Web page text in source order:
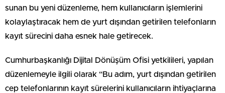
sunan bu yeni düzenleme, hem kullanıcıların işlemlerini
kolaylaştıracak hem de yurt dışından getirilen telefonların
kayıt sürecini daha esnek hale getirecek.
Cumhurbaşkanlığı Dijital Dönüşüm Ofisi yetkilileri, yapılan
düzenlemeyle ilgili olarak “Bu adım, yurt dışından getirilen
cep telefonlarının kayıt sürelerini kullanıcıların ihtiyaçlarına